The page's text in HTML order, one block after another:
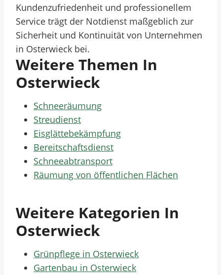
Kundenzufriedenheit und professionellem
Service trägt der Notdienst maßgeblich zur
Sicherheit und Kontinuität von Unternehmen
in Osterwieck bei.
Weitere Themen In
Osterwieck
Schneeräumung
Streudienst
Eisglättebekämpfung
Bereitschaftsdienst
Schneeabtransport
Räumung von öffentlichen Flächen
Weitere Kategorien In
Osterwieck
Grünpflege in Osterwieck
Gartenbau in Osterwieck